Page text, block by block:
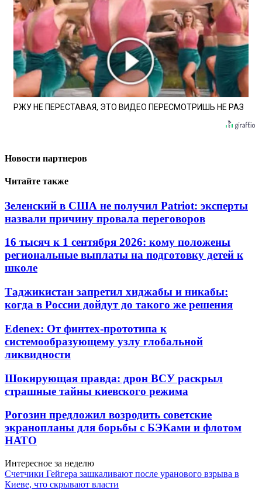
РЖУ НЕ ПЕРЕСТАВАЯ, ЭТО ВИДЕО ПЕРЕСМОТРИШЬ НЕ РАЗ
Новости партнеров
Читайте также
Зеленский в США не получил Patriot: эксперты
назвали причину провала переговоров
16 тысяч к 1 сентября 2026: кому положены
региональные выплаты на подготовку детей к
школе
Таджикистан запретил хиджабы и никабы:
когда в России дойдут до такого же решения
Edenex: От финтех-прототипа к
системообразующему узлу глобальной
ликвидности
Шокирующая правда: дрон ВСУ раскрыл
страшные тайны киевского режима
Рогозин предложил возродить советские
экранопланы для борьбы с БЭКами и флотом
НАТО
Интересное за неделю
Счетчики Гейгера зашкаливают после уранового взрыва в
Киеве, что скрывают власти